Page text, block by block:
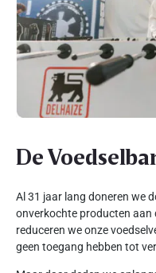
De
Al 31 jaar lang doneren we
onverkochte producten aan
reduceren we onze
geen toegang hebben tot